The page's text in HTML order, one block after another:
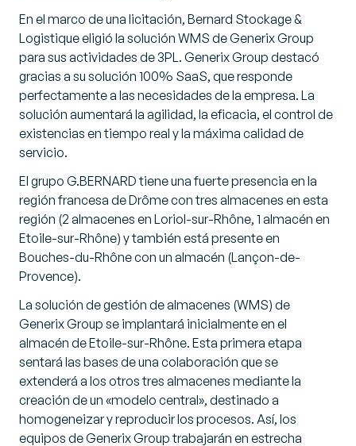
En el marco de una licitación, Bernard Stockage &
Logistique eligió la solución WMS de Generix Group
para sus actividades de 3PL. Generix Group destacó
gracias a su solución 100% SaaS, que responde
perfectamente a las necesidades de la empresa. La
solución aumentará la agilidad, la eficacia, el control de
existencias en tiempo real y la máxima calidad de
servicio.
El grupo G.BERNARD tiene una fuerte presencia en la
región francesa de Drôme con tres almacenes en esta
región (2 almacenes en Loriol-sur-Rhône, 1 almacén en
Etoile-sur-Rhône) y también está presente en
Bouches-du-Rhône con un almacén (Lançon-de-
Provence).
La solución de gestión de almacenes (WMS) de
Generix Group se implantará inicialmente en el
almacén de Etoile-sur-Rhône. Esta primera etapa
sentará las bases de una colaboración que se
extenderá a los otros tres almacenes mediante la
creación de un «modelo central», destinado a
homogeneizar y reproducir los procesos. Así, los
equipos de Generix Group trabajarán en estrecha